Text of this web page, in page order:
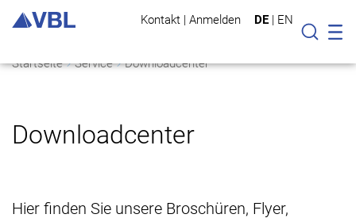
Kontakt | Anmelden DE | EN
Suche
Startseite Service Downloadcenter
Downloadcenter
Hier finden Sie unsere Broschüren, Flyer,